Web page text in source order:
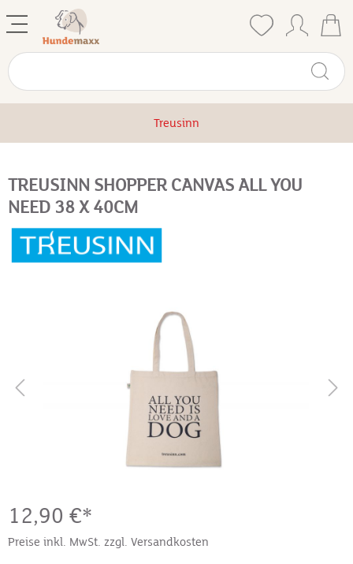
Treusinn
TREUSINN SHOPPER CANVAS ALL YOU
NEED 38 X 40CM
12,90 €*
Preise inkl. MwSt. zzgl. Versandkosten